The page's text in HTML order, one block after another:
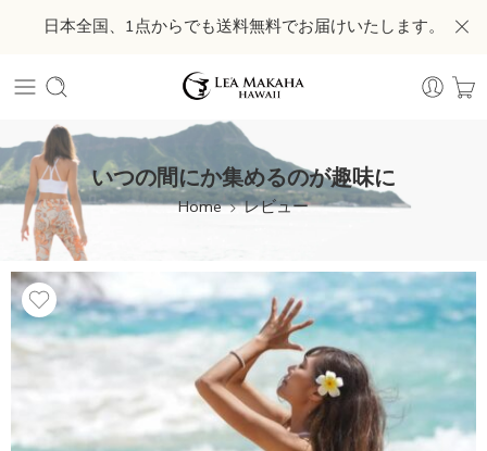
日本全国、1点からでも送料無料でお届けいたします。
いつの間にか集めるのが趣味に
Home レビュー